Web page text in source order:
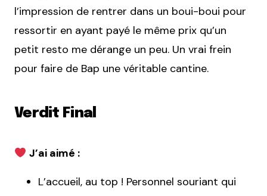
l’impression de rentrer dans un boui-boui pour
ressortir en ayant payé le même prix qu’un
petit resto me dérange un peu. Un vrai frein
pour faire de Bap une véritable cantine.
Verdit Final
J’ai aimé :
L’accueil, au top ! Personnel souriant qui